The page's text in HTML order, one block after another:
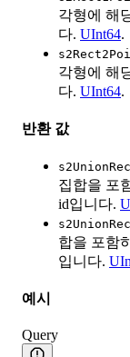
각형에 해
다. UInt64.
각형에 해
다. UInt64.
반환 값
집합을 포
id입니다.
합을 포함
입니다.
예시
Query